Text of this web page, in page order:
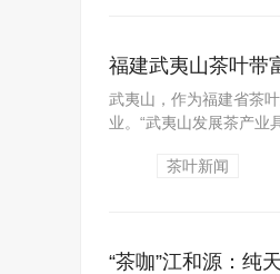
福建武夷山茶叶带
武夷山，作为福建省茶
业。“武夷山发展茶产业
茶叶新闻
“茶咖”江和源：纯